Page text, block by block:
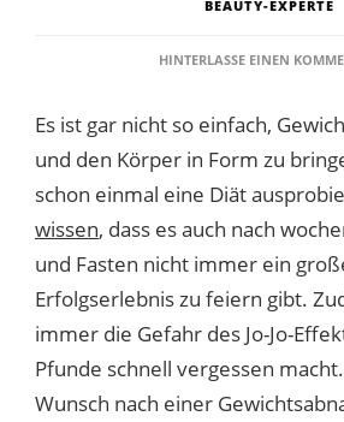
BEAUTY-EXPERTE
HINTERLASSE EINEN
Es ist gar nicht so einfach,
und den Körper in Form zu
schon einmal eine Diät
wissen, dass es auch nach
und Fasten nicht immer ein
Erfolgserlebnis zu feiern gibt.
immer die Gefahr des Jo-Jo-
Pfunde schnell vergessen
Wunsch nach einer